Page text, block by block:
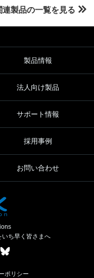
連製品の一覧を見る
製品情報
法人向け製品
サポート情報
採用事例
お問い合わせ
ち早く皆さまへ
ポリシー